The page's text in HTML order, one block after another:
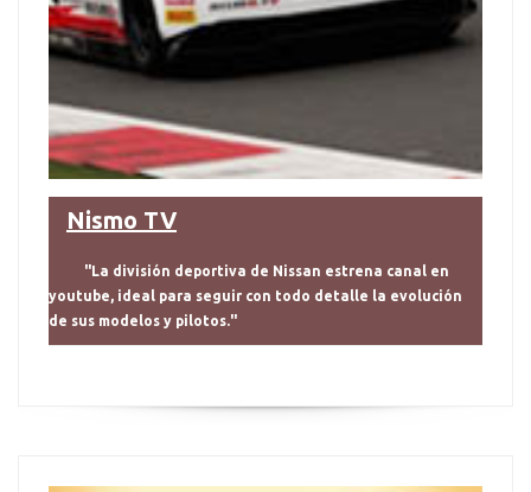
Nismo TV
"La división deportiva de Nissan estrena canal en
youtube, ideal para seguir con todo detalle la evolución
de sus modelos y pilotos."